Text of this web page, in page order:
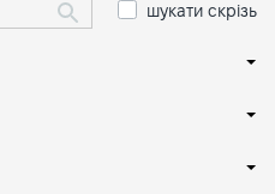
шукати скрізь